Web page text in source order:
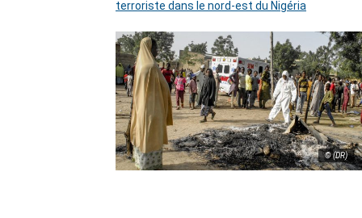
terroriste dans le nord-est du Nigéria
© (DR)